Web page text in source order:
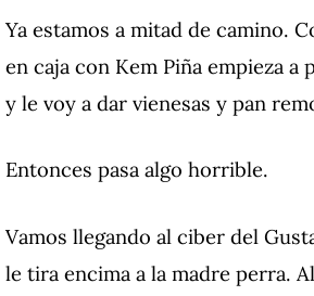
Ya estamos a mitad de camino.
en caja con Kem Piña empieza
y le voy a dar vienesas y pan
Entonces pasa algo horrible.
Vamos llegando al ciber del
le tira encima a la madre perra.